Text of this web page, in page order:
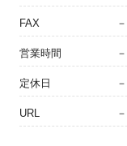
FAX －
営業時間 －
定休日 －
URL －